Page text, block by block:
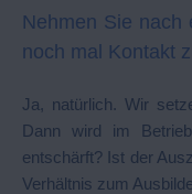
Nehmen Sie nach
noch mal Kontakt
Ja, natürlich. Wir
Dann wird im
entschärft? Ist der
Verhältnis zum